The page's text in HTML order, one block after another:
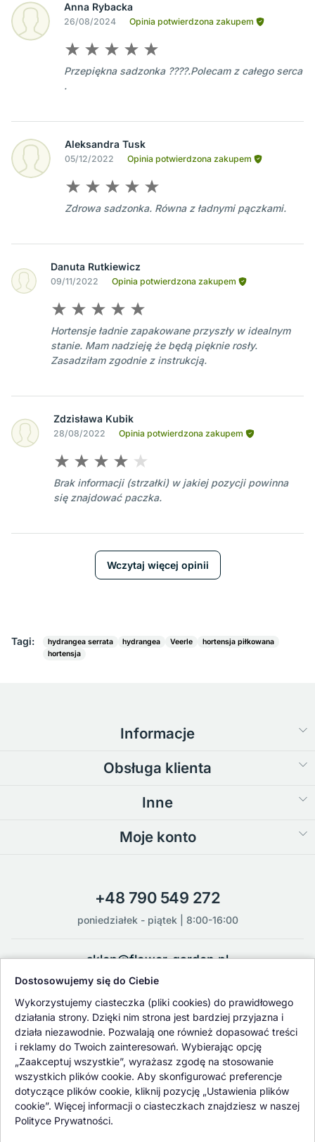
Anna Rybacka
26/08/2024 Opinia potwierdzona zakupem
Przepiękna sadzonka ????.Polecam z całego serca
.
Aleksandra Tusk
05/12/2022 Opinia potwierdzona zakupem
Zdrowa sadzonka. Równa z ładnymi pączkami.
Danuta Rutkiewicz
09/11/2022 Opinia potwierdzona zakupem
Hortensje ładnie zapakowane przyszły w idealnym
stanie. Mam nadzieję że będą pięknie rosły.
Zasadziłam zgodnie z instrukcją.
Zdzisława Kubik
28/08/2022 Opinia potwierdzona zakupem
Brak informacji (strzałki) w jakiej pozycji powinna
się znajdować paczka.
Wczytaj więcej opinii
Tagi: hydrangea serrata hydrangea Veerle
hortensja piłkowana
hortensja
Informacje
Obsługa klienta
Inne
Moje konto
+48 790 549 272
poniedziałek - piątek | 8:00-16:00
sklep@flower-garden.pl
Oferowane przez nas rośliny i nasiona podlegają regularnej ścisłej
kontroli jakości oraz kontroli zdrowotnej przeprowadzanej przez
wykwalifikowane osoby z Państwowej Inspekcji Ochrony Roślin i
Nasiennictwa.
Dostosowujemy się do Ciebie
Wykorzystujemy ciasteczka (pliki cookies) do prawidłowego
działania strony. Dzięki nim strona jest bardziej przyjazna i
działa niezawodnie. Pozwalają one również dopasować treści
i reklamy do Twoich zainteresowań. Wybierając opcję
„Zaakceptuj wszystkie”, wyrażasz zgodę na stosowanie
wszystkich plików cookie. Aby skonfigurować preferencje
dotyczące plików cookie, kliknij pozycję „Ustawienia plików
cookie”. Więcej informacji o ciasteczkach znajdziesz w naszej
Polityce Prywatności.